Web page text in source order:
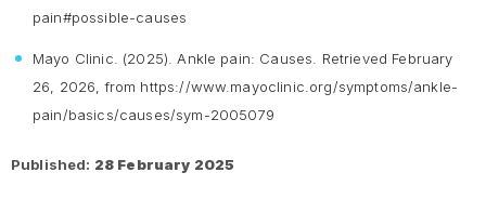
pain#possible-causes
Mayo Clinic. (2025). Ankle pain: Causes . Retrieved February
26, 2026, from https://www.mayoclinic.org/symptoms/ankle-
pain/basics/causes/sym-2005079
Published: 28 February 2025